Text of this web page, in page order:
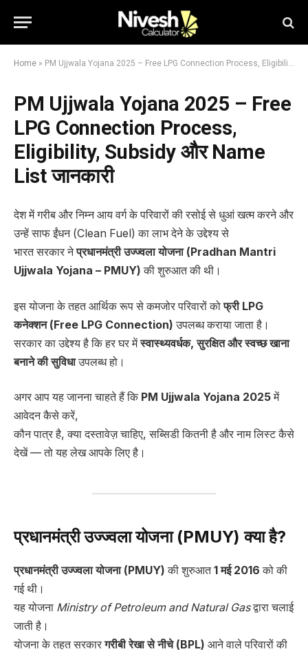
Home » PM Ujjwala Yojana 2025 – Free LPG Connection Process, Eligibility, Subsidy और Name List जानकारी
PM Ujjwala Yojana 2025 – Free
LPG Connection Process,
Eligibility, Subsidy और Name
List जानकारी
देश में गरीब और निम्न आय वर्ग के परिवारों की रसोई से धुआं खत्म करने और
उन्हें साफ ईंधन (Clean Fuel) का लाभ देने के उद्देश्य से
भारत सरकार नेप्रधानमंत्री उज्ज्वला योजना (Pradhan Mantri
Ujjwala Yojana – PMUY) की शुरुआत की थी।
इस योजना के तहत आर्थिक रूप से कमजोर परिवारों कोफ्री LPG
कनेक्शन (Free LPG Connection) उपलब्ध कराया जाता है।
सरकार का उद्देश्य है कि हर घर मेंस्वास्थ्यवर्धक, सुरक्षित और स्वच्छ खाना
बनाने की सुविधाउपलब्ध हो।
अगर आप यह जानना चाहते हैं कि PM Ujjwala Yojana 2025में
आवेदन कैसे करें,
कौन पात्र है, क्या दस्तावेज़ चाहिए, सब्सिडी कितनी है और नाम लिस्ट कैसे
देखें — तो यह लेख आपके लिए है।
प्रधानमंत्री उज्ज्वला योजना (PMUY) क्या है?
प्रधानमंत्री उज्ज्वला योजना (PMUY) की शुरुआत1 मई 2016 को की
गई थी।
यह योजना Ministry of Petroleum and Natural Gasद्वारा चलाई
जाती है।
योजना के तहत सरकारगरीबी रेखा से नीचे (BPL) आने वाले परिवारों की